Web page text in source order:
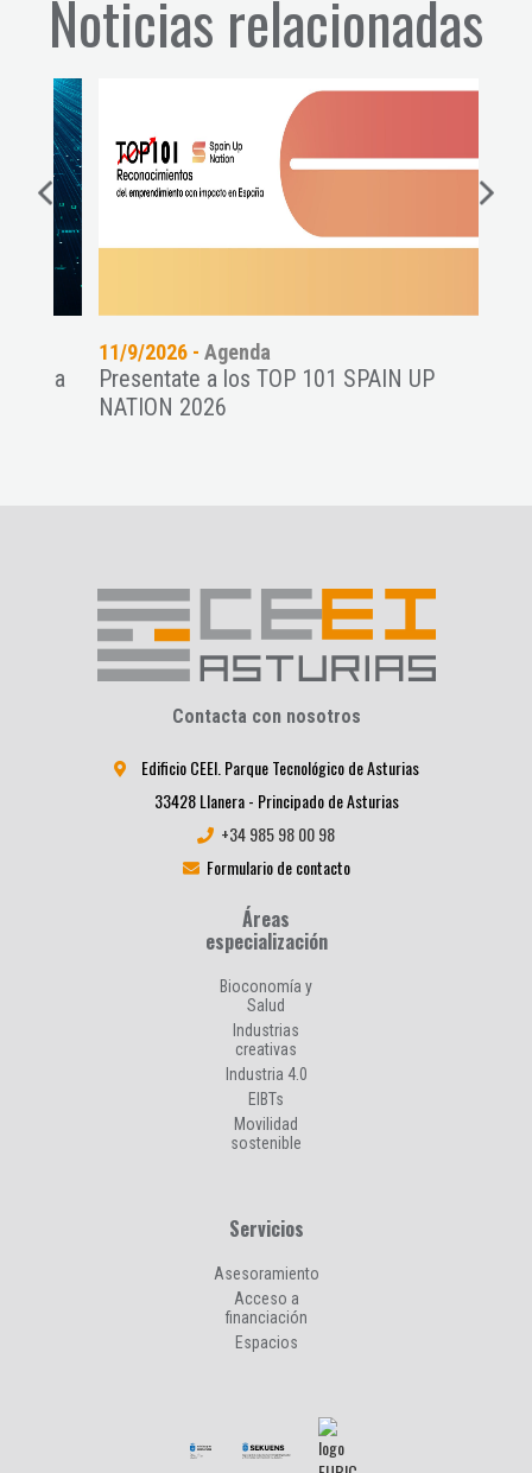
Noticias relacionadas
11/9/2026 -Agenda
Presentate a los TOP 101 SPAIN UP
NATION 2026
Contacta con nosotros
Edificio CEEI. Parque Tecnológico de Asturias
33428 Llanera - Principado de Asturias
+34 985 98 00 98
Formulario de contacto
Áreas
especialización
Bioconomía y
Salud
Industrias
creativas
Industria 4.0
EIBTs
Movilidad
sostenible
Servicios
Asesoramiento
Acceso a
financiación
Espacios